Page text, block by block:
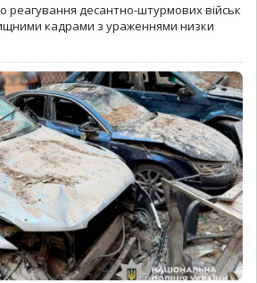
реагування десантно-штурмових військ
кадрами з ураженнями низки